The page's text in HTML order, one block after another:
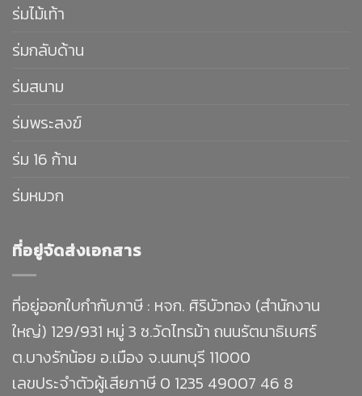
ร่มไม้เท้า
ร่มกลับด้าน
ร่มสนาม
ร่มพระสงฆ์
ร่ม 16 ก้าน
ร่มหมวก
ที่อยู่จัดส่งเอกสาร
ที่อยู่ออกใบกำกับภาษี : หจก. ศิริบัวทอง (สำนักงาน
ใหญ่) 129/931 หมู่ 3 ซ.วัดไทรม้า ถนนรัตนาธิเบศร์
ต.บางรักน้อย อ.เมือง จ.นนทบุรี 11000
เลขประจำตัวผู้เสียภาษี 0 1235 49007 46 8